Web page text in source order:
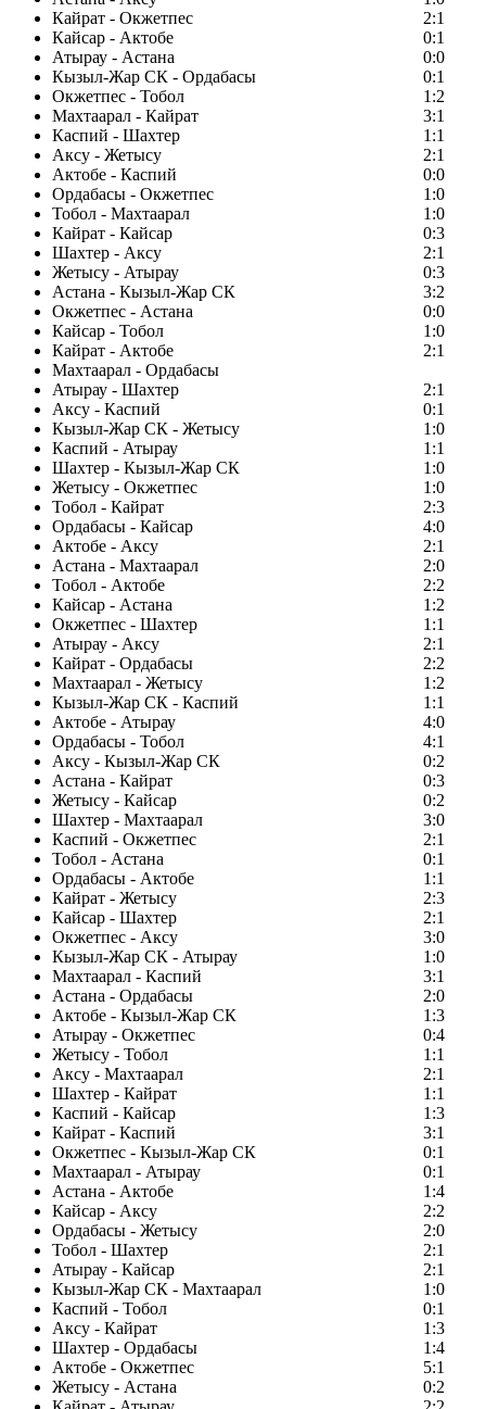
Кайрат - Окжетпес
2:1
Кайсар - Актобе
0:1
Атырау - Астана
0:0
Кызыл-Жар СК - Ордабасы
0:1
Окжетпес - Тобол
1:2
Махтаарал - Кайрат
3:1
Каспий - Шахтер
1:1
Аксу - Жетысу
2:1
Актобе - Каспий
0:0
Ордабасы - Окжетпес
1:0
Тобол - Махтаарал
1:0
Кайрат - Кайсар
0:3
Шахтер - Аксу
2:1
Жетысу - Атырау
0:3
Астана - Кызыл-Жар СК
3:2
Окжетпес - Астана
0:0
Кайсар - Тобол
1:0
Кайрат - Актобе
2:1
Махтаарал - Ордабасы
Атырау - Шахтер
2:1
Аксу - Каспий
0:1
Кызыл-Жар СК - Жетысу
1:0
Каспий - Атырау
1:1
Шахтер - Кызыл-Жар СК
1:0
Жетысу - Окжетпес
1:0
Тобол - Кайрат
2:3
Ордабасы - Кайсар
4:0
Актобе - Аксу
2:1
Астана - Махтаарал
2:0
Тобол - Актобе
2:2
Кайсар - Астана
1:2
Окжетпес - Шахтер
1:1
Атырау - Аксу
2:1
Кайрат - Ордабасы
2:2
Махтаарал - Жетысу
1:2
Кызыл-Жар СК - Каспий
1:1
Актобе - Атырау
4:0
Ордабасы - Тобол
4:1
Аксу - Кызыл-Жар СК
0:2
Астана - Кайрат
0:3
Жетысу - Кайсар
0:2
Шахтер - Махтаарал
3:0
Каспий - Окжетпес
2:1
Тобол - Астана
0:1
Ордабасы - Актобе
1:1
Кайрат - Жетысу
2:3
Кайсар - Шахтер
2:1
Окжетпес - Аксу
3:0
Кызыл-Жар СК - Атырау
1:0
Махтаарал - Каспий
3:1
Астана - Ордабасы
2:0
Актобе - Кызыл-Жар СК
1:3
Атырау - Окжетпес
0:4
Жетысу - Тобол
1:1
Аксу - Махтаарал
2:1
Шахтер - Кайрат
1:1
Каспий - Кайсар
1:3
Кайрат - Каспий
3:1
Окжетпес - Кызыл-Жар СК
0:1
Махтаарал - Атырау
0:1
Астана - Актобе
1:4
Кайсар - Аксу
2:2
Ордабасы - Жетысу
2:0
Тобол - Шахтер
2:1
Атырау - Кайсар
2:1
Кызыл-Жар СК - Махтаарал
1:0
Каспий - Тобол
0:1
Аксу - Кайрат
1:3
Шахтер - Ордабасы
1:4
Актобе - Окжетпес
5:1
Жетысу - Астана
0:2